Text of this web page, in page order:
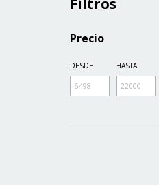
Filtros
Precio
DESDE HASTA